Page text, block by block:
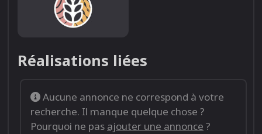
Réalisations liées
Aucune annonce ne correspond à votre
recherche. Il manque quelque chose ?
Pourquoi ne pas ajouter une annonce ?